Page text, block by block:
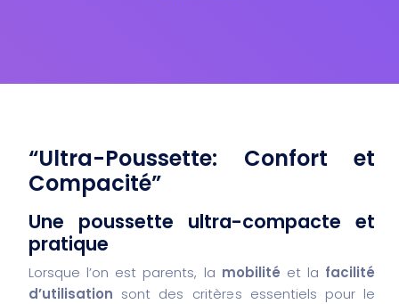
“Ultra-Poussette: Confort et
Compacité”
Une poussette ultra-compacte et
pratique
Lorsque l’on est parents, la mobilité et la facilité
d’utilisation sont des critères essentiels pour le